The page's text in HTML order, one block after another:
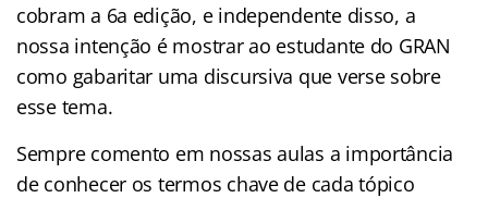
cobram a 6a edição, e independente disso, a
nossa intenção é mostrar ao estudante do GRAN
como gabaritar uma discursiva que verse sobre
esse tema.
Sempre comento em nossas aulas a importância
de conhecer os termos chave de cada tópico